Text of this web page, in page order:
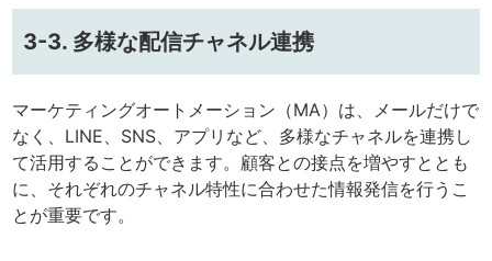
3-3. 多様な配信チャネル連携
マーケティングオートメーション（MA）は、メールだけで
なく、LINE、SNS、アプリなど、多様なチャネルを連携し
て活用することができます。顧客との接点を増やすととも
に、それぞれのチャネル特性に合わせた情報発信を行うこ
とが重要です。